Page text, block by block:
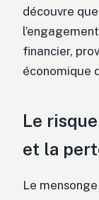
découvre
financier,
économique
Le
et la
Le